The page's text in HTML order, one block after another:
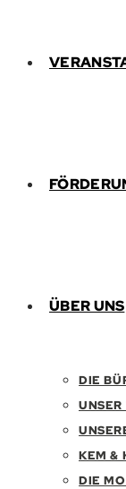
ÜBER UNS
DIE
KEM &
DIE